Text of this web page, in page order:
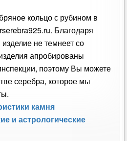
кольцо с рубином в
Благодаря
не темнеет со
апробированы
поэтому Вы можете
серебра, которое мы
камня
и астрологические